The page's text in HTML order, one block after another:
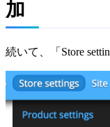
加
続いて、「Store